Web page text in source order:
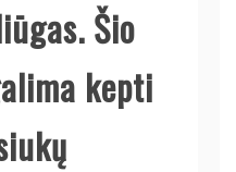
Šio
kepti